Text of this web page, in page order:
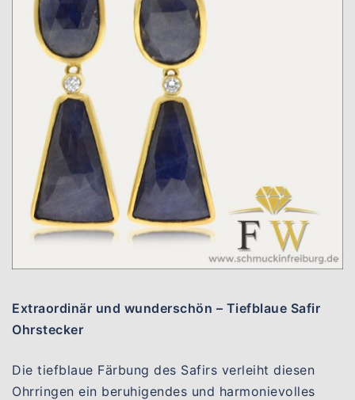
Extraordinär und wunderschön – Tiefblaue Safir
Ohrstecker
Die tiefblaue Färbung des Safirs verleiht diesen
Ohrringen ein beruhigendes und harmonievolles